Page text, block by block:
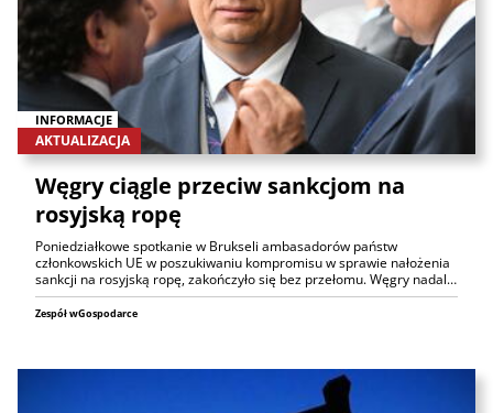
INFORMACJE
AKTUALIZACJA
Węgry ciągle przeciw sankcjom na
rosyjską ropę
Poniedziałkowe spotkanie w Brukseli ambasadorów państw
członkowskich UE w poszukiwaniu kompromisu w sprawie nałożenia
sankcji na rosyjską ropę, zakończyło się bez przełomu. Węgry nadal…
Zespół wGospodarce